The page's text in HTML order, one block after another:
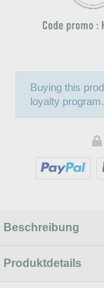
Buying this
loyalty
Beschreibung
Produktdetails